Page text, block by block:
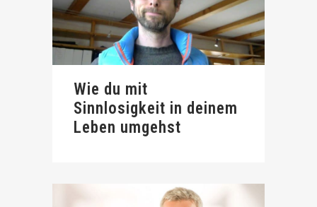
Wie du mit
Sinnlosigkeit in deinem
Leben umgehst